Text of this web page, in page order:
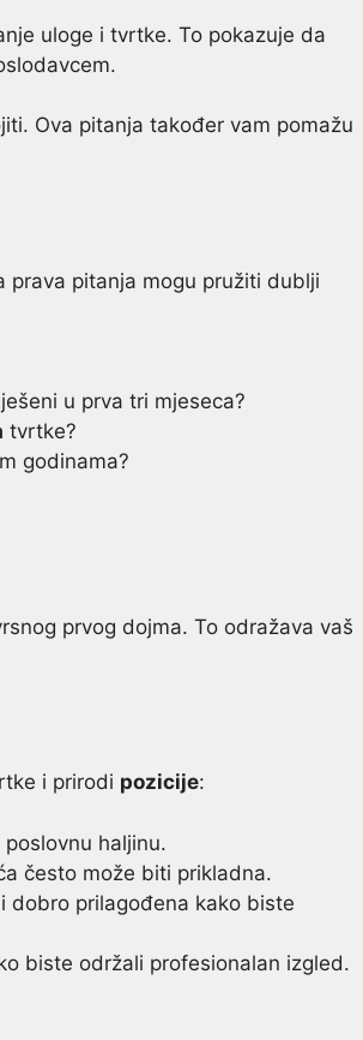
uloge i tvrtke. To pokazuje da
Ova pitanja također vam pomažu
prava pitanja mogu pružiti dublji
u prva tri mjeseca?
tvrtke?
godinama?
prvog dojma. To odražava vaš
i prirodi pozicije:
haljinu.
često može biti prikladna.
dobro prilagođena kako biste
biste održali profesionalan izgled.